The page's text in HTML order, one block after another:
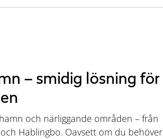
– smidig lösning för
och närliggande områden – från
Hablingbo. Oavsett om du behöver